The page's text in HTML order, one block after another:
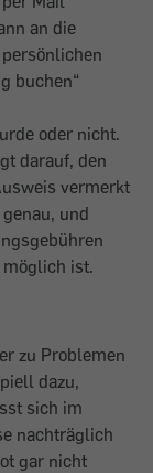
an die
buchen“
oder nicht.
darauf, den
vermerkt
und
ist.
zu Problemen
dazu,
sich im
nachträglich
gar nicht